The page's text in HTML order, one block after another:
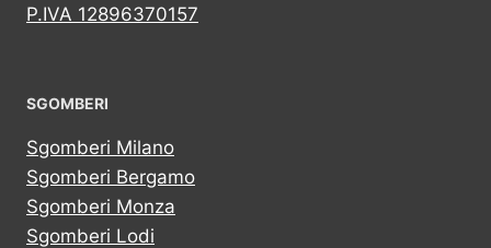
P.IVA 12896370157
SGOMBERI
Sgomberi Milano
Sgomberi Bergamo
Sgomberi Monza
Sgomberi Lodi